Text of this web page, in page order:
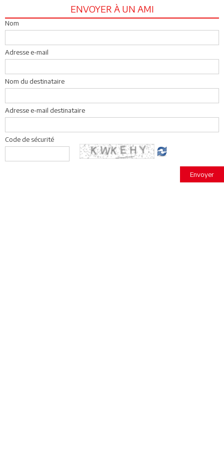
ENVOYER À UN AMI
Nom
Adresse e-mail
Nom du destinataire
Adresse e-mail destinataire
Code de sécurité
Envoyer